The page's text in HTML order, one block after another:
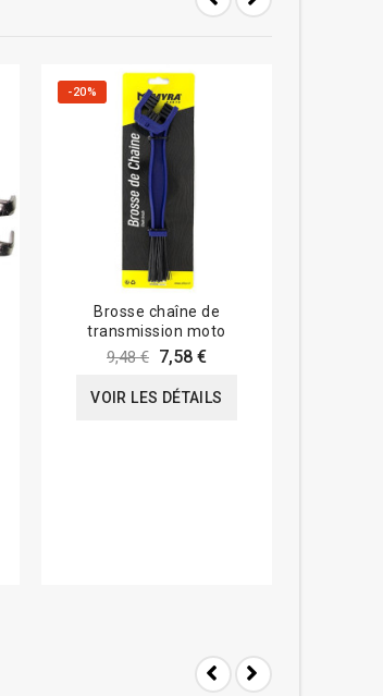
-20%
Brosse chaîne de
transmission moto
9,48 € 7,58 €
VOIR LES DÉTAILS